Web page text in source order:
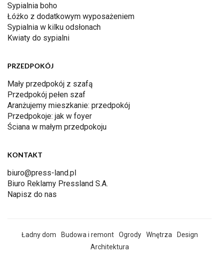
Sypialnia boho
Łóżko z dodatkowym wyposażeniem
Sypialnia w kilku odsłonach
Kwiaty do sypialni
PRZEDPOKÓJ
Mały przedpokój z szafą
Przedpokój pełen szaf
Aranżujemy mieszkanie: przedpokój
Przedpokoje: jak w foyer
Ściana w małym przedpokoju
KONTAKT
biuro@press-land.pl
Biuro Reklamy Pressland S.A.
Napisz do nas
Ładny dom Budowa i remont Ogrody Wnętrza
Design
Architektura